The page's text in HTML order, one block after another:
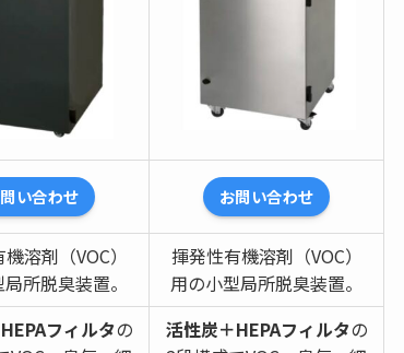
い合わせ お問い合わせ
溶剤（VOC）
所脱臭装置。
揮発性有機溶剤（VOC）
用の小型局所脱臭装置。
フィルタの
活性炭＋HEPAフィルタの